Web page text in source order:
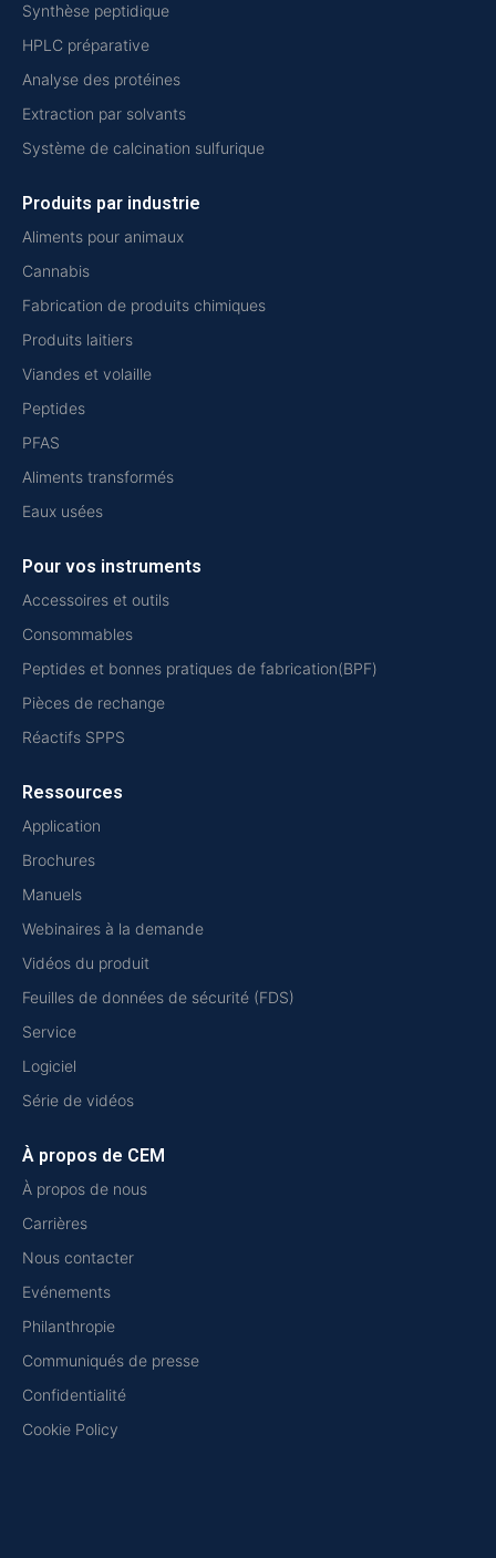
Synthèse peptidique
HPLC préparative
Analyse des protéines
Extraction par solvants
Système de calcination sulfurique
Produits par industrie
Aliments pour animaux
Cannabis
Fabrication de produits chimiques
Produits laitiers
Viandes et volaille
Peptides
PFAS
Aliments transformés
Eaux usées
Pour vos instruments
Accessoires et outils
Consommables
Peptides et bonnes pratiques de fabrication(BPF)
Pièces de rechange
Réactifs SPPS
Ressources
Application
Brochures
Manuels
Webinaires à la demande
Vidéos du produit
Feuilles de données de sécurité (FDS)
Service
Logiciel
Série de vidéos
À propos de CEM
À propos de nous
Carrières
Nous contacter
Evénements
Philanthropie
Communiqués de presse
Confidentialité
Cookie Policy